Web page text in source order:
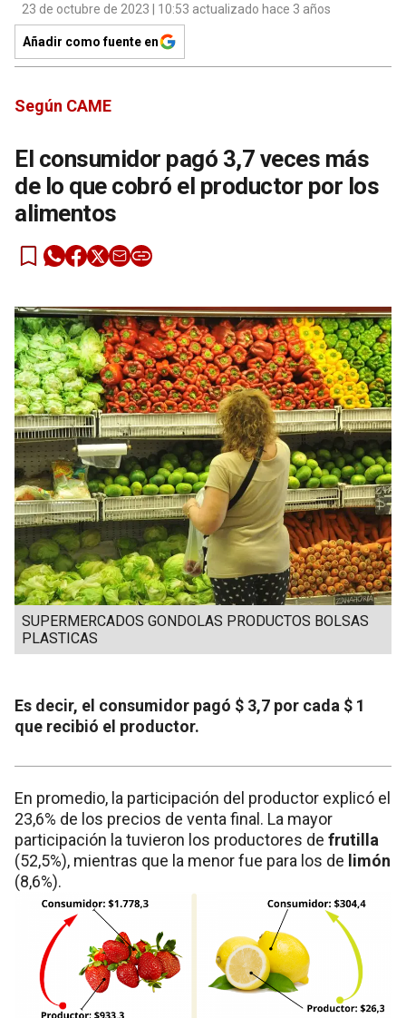
23 de octubre de 2023 | 10:53 actualizado hace 3 años
Añadir como fuente en
Según CAME
El consumidor pagó 3,7 veces más
de lo que cobró el productor por los
alimentos
SUPERMERCADOS GONDOLAS PRODUCTOS BOLSAS
PLASTICAS
Es decir, el consumidor pagó $ 3,7 por cada $ 1
que recibió el productor.
En promedio, la participación del productor explicó el
23,6% de los precios de venta final. La mayor
participación la tuvieron los productores de frutilla
(52,5%), mientras que la menor fue para los de limón
(8,6%).